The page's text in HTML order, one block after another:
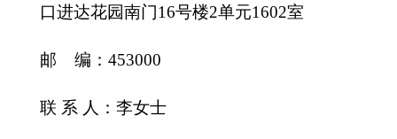
口进达花园南门16号楼2单元1602室
邮 编： 453000
联 系 人： 李女士